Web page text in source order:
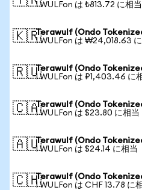
1 WULFon は ₺813.72 に相当
🇰🇷Terawulf (Ondo
1 WULFon は ₩24,018.63
🇷🇺Terawulf (Ondo
1 WULFon は ₽1,403.46 に
🇨🇦Terawulf (Ondo
1 WULFon は $23.80 に相当
🇦🇺Terawulf (Ondo
1 WULFon は $24.14 に相当
🇨🇭Terawulf (Ondo
1 WULFon は CHF 13.78 に